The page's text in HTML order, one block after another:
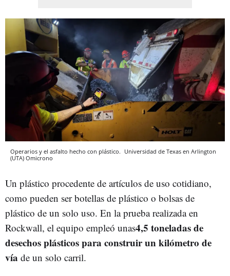
Operarios y el asfalto hecho con plástico. Universidad de Texas en Arlington
(UTA) Omicrono
Un plástico procedente de artículos de uso cotidiano,
como pueden ser botellas de plástico o bolsas de
plástico de un solo uso. En la prueba realizada en
Rockwall, el equipo empleó unas4,5 toneladas de
desechos plásticos para construir un kilómetro de
vía de un solo carril.